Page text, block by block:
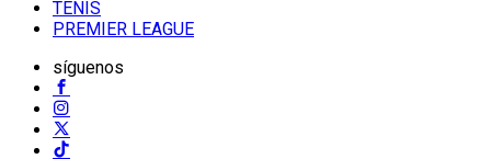
TENIS
PREMIER LEAGUE
síguenos